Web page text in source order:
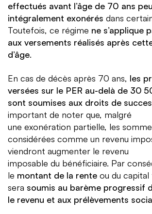
effectués avant l’âge de 70 ans
intégralement exonérés dans
Toutefois, ce régime ne s’applique
aux versements réalisés après
d’âge.
En cas de décès après 70 ans, les
versées sur le PER au-delà de 30
sont soumises aux droits de
important de noter que, malgré
une exonération partielle, les
considérées comme un revenu
viendront augmenter le revenu
imposable du bénéficiaire. Par
le montant de la rente ou du
sera soumis au barème progressif
le revenu et aux prélèvements